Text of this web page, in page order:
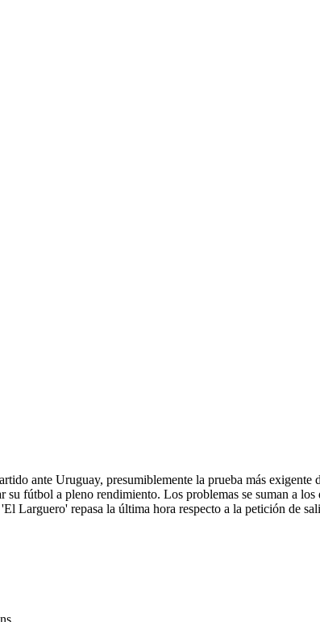
ante Uruguay, presumiblemente la prueba más
fútbol a pleno rendimiento. Los problemas se suman a
Larguero' repasa la última hora respecto a la petición de